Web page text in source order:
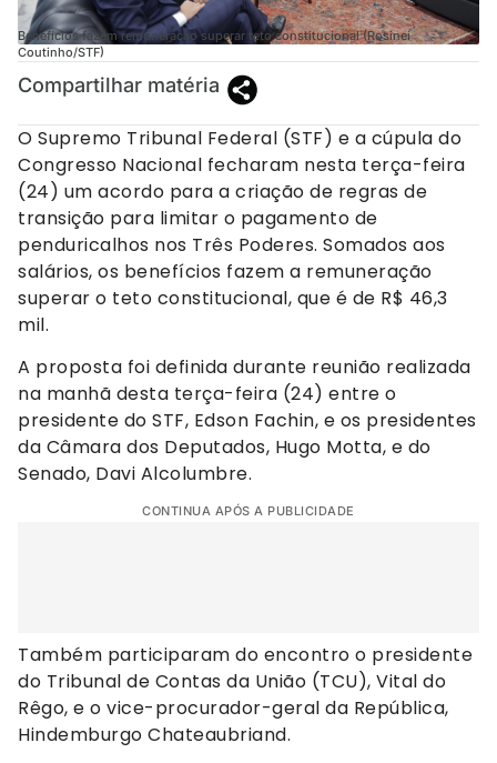
Benefícios fazem remuneração superar teto constitucional (Rosinei
Coutinho/STF)
Compartilhar matéria
O Supremo Tribunal Federal (STF) e a cúpula do
Congresso Nacional fecharam nesta terça-feira
(24) um acordo para a criação de regras de
transição para limitar o pagamento de
penduricalhos nos Três Poderes. Somados aos
salários, os benefícios fazem a remuneração
superar o teto constitucional, que é de R$ 46,3
mil.
A proposta foi definida durante reunião realizada
na manhã desta terça-feira (24) entre o
presidente do STF, Edson Fachin, e os presidentes
da Câmara dos Deputados, Hugo Motta, e do
Senado, Davi Alcolumbre.
CONTINUA APÓS A PUBLICIDADE
Também participaram do encontro o presidente
do Tribunal de Contas da União (TCU), Vital do
Rêgo, e o vice-procurador-geral da República,
Hindemburgo Chateaubriand.